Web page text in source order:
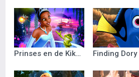
Prinses en de Kikker Finding Dory